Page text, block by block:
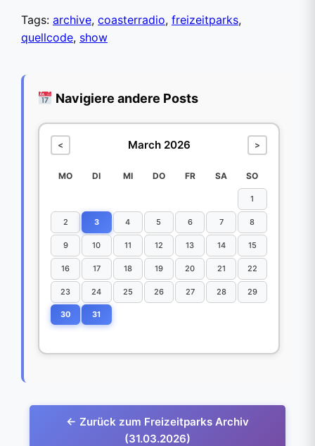
Tags: archive, coasterradio, freizeitparks,
quellcode, show
Navigiere andere Posts
< March 2026 >
MO DI MI DO FR SA SO
1
2 3 4 5 6 7 8
9 10 11 12 13 14 15
16 17 18 19 20 21 22
23 24 25 26 27 28 29
30 31
← Zurück zum Freizeitparks Archiv
(31.03.2026)